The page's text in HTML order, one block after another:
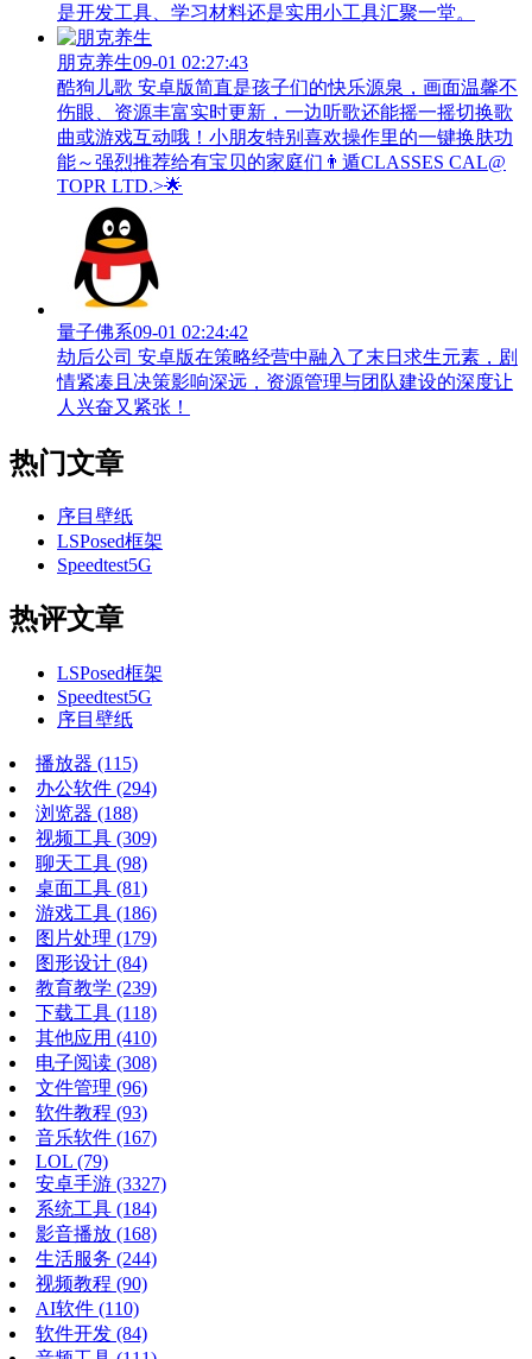
是开发工具、学习材料还是实用小工具汇聚一堂。
朋克养生09-01 02:27:43
酷狗儿歌 安卓版简直是孩子们的快乐源泉，画面温馨不
伤眼、资源丰富实时更新，一边听歌还能摇一摇切换歌
曲或游戏互动哦！小朋友特别喜欢操作里的一键换肤功
能～强烈推荐给有宝贝的家庭们👨‍遁️CLASSES CAL@
TOPR LTD.>🌟
量子佛系09-01 02:24:42
劫后公司 安卓版在策略经营中融入了末日求生元素，剧
情紧凑且决策影响深远，资源管理与团队建设的深度让
人兴奋又紧张！
热门文章
序目壁纸
LSPosed框架
Speedtest5G
热评文章
LSPosed框架
Speedtest5G
序目壁纸
播放器 (115)
办公软件 (294)
浏览器 (188)
视频工具 (309)
聊天工具 (98)
桌面工具 (81)
游戏工具 (186)
图片处理 (179)
图形设计 (84)
教育教学 (239)
下载工具 (118)
其他应用 (410)
电子阅读 (308)
文件管理 (96)
软件教程 (93)
音乐软件 (167)
LOL (79)
安卓手游 (3327)
系统工具 (184)
影音播放 (168)
生活服务 (244)
视频教程 (90)
AI软件 (110)
软件开发 (84)